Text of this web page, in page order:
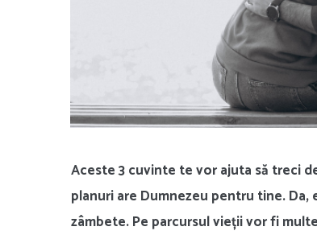
Aceste 3 cuvinte te vor ajuta să treci
planuri are Dumnezeu pentru tine. Da,
zâmbete. Pe parcursul vieții vor fi